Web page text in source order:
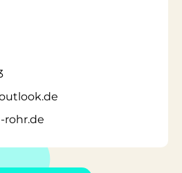
rohr.de